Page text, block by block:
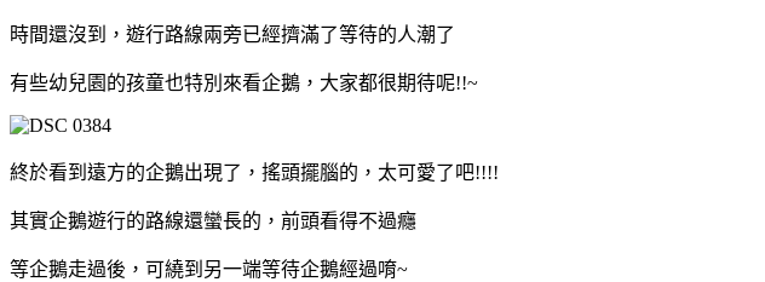
時間還沒到，遊行路線兩旁已經擠滿了等待的人潮了
有些幼兒園的孩童也特別來看企鵝，大家都很期待呢!!~
終於看到遠方的企鵝出現了，搖頭擺腦的，太可愛了吧!!!!
其實企鵝遊行的路線還蠻長的，前頭看得不過癮
等企鵝走過後，可繞到另一端等待企鵝經過唷~